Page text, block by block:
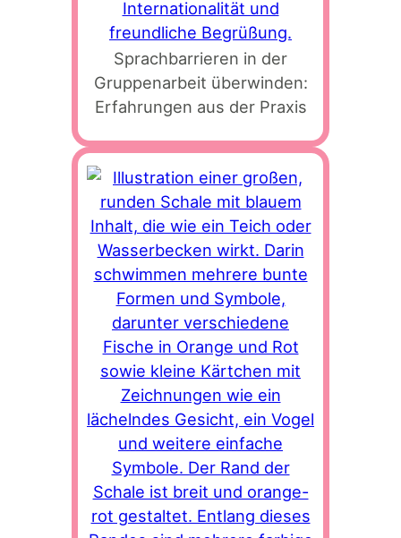
Sprachbarrieren in der
Gruppenarbeit überwinden:
Erfahrungen aus der Praxis